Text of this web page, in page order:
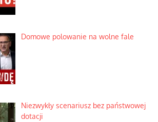
Domowe polowanie na wolne fale
Niezwykły scenariusz bez państwowej
dotacji